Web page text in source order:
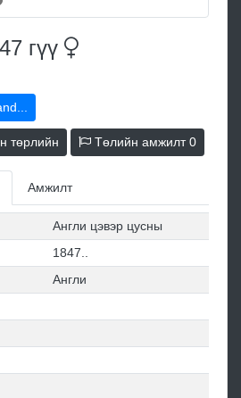
гүү
төрлийн Төлийн амжилт0
Амжилт
Англи цэвэр цусны
1847..
Англи